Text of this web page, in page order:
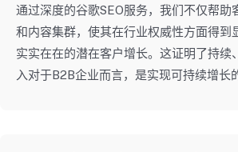
通过深度的谷歌SEO服务，我们不仅帮助
和内容集群，使其在行业权威性方面得到
实实在在的潜在客户增长。这证明了持续
入对于B2B企业而言，是实现可持续增长